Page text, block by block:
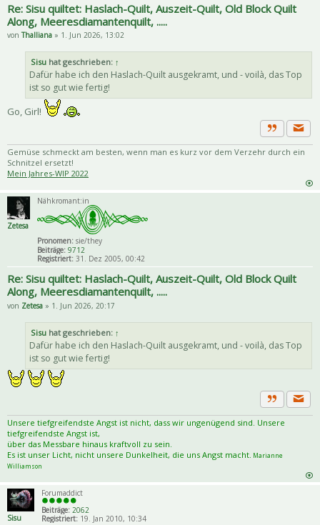
Re: Sisu quiltet: Haslach-Quilt, Auszeit-Quilt, Old Block Quilt
Along, Meeresdiamantenquilt, .....
vonThalliana » 1. Jun 2026, 13:02
Sisu hat geschrieben: ↑
Dafür habe ich den Haslach-Quilt ausgekramt, und - voilà, das Top
ist so gut wie fertig!
Go, Girl!
Zitat
Gemüse schmeckt am besten, wenn man es kurz vor dem Verzehr durch ein
Schnitzel ersetzt!
Mein Jahres-WIP 2022
Zetesa
Nähkromant:in
Pronomen: sie/they
Beiträge: 9712
Registriert: 31. Dez 2005, 00:42
Re: Sisu quiltet: Haslach-Quilt, Auszeit-Quilt, Old Block Quilt
Along, Meeresdiamantenquilt, .....
von Zetesa » 1. Jun 2026, 20:17
Sisu hat geschrieben: ↑
Dafür habe ich den Haslach-Quilt ausgekramt, und - voilà, das Top
ist so gut wie fertig!
Zitat
Unsere tiefgreifendste Angst ist nicht, dass wir ungenügend sind. Unsere
tiefgreifendste Angst ist,
über das Messbare hinaus kraftvoll zu sein.
Es ist unser Licht, nicht unsere Dunkelheit, die uns Angst macht. Marianne
Williamson
Sisu
Forumaddict
Beiträge: 2062
Registriert:19. Jan 2010, 10:34